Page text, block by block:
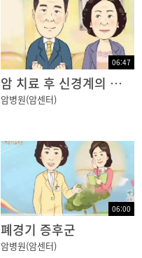
06:47
암 치료 후 신경계의 변화 (말초신경병증)
암병원(암센터)
06:00
폐경기 증후군
암병원(암센터)